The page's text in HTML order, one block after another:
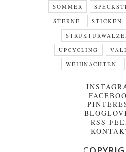
SOMMER
STERNE
STICKEN
UPCYCLING
WEIHNACHTEN
RSS